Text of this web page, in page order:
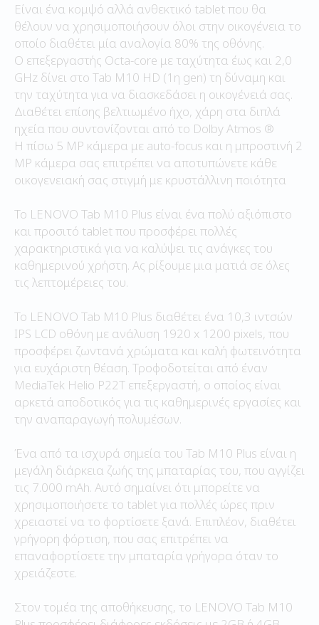
Είναι ένα κομψό αλλά ανθεκτικό tablet που θα
θέλουν να χρησιμοποιήσουν όλοι στην οικογένεια το
οποίο διαθέτει μία αναλογία 80% της οθόνης.
Ο επεξεργαστής Octa-core με ταχύτητα έως και 2,0
GHz δίνει στο Tab M10 HD (1η gen) τη δύναμη και
την ταχύτητα για να διασκεδάσει η οικογένειά σας.
Διαθέτει επίσης βελτιωμένο ήχο, χάρη στα διπλά
ηχεία που συντονίζονται από το Dolby Atmos ®
Η πίσω 5 MP κάμερα με auto-focus και η μπροστινή 2
MP κάμερα σας επιτρέπει να αποτυπώνετε κάθε
οικογενειακή σας στιγμή με κρυστάλλινη ποιότητα
Το LENOVO Tab M10 Plus είναι ένα πολύ αξιόπιστο
και προσιτό tablet που προσφέρει πολλές
χαρακτηριστικά για να καλύψει τις ανάγκες του
καθημερινού χρήστη. Ας ρίξουμε μια ματιά σε όλες
τις λεπτομέρειες του.
Το LENOVO Tab M10 Plus διαθέτει ένα 10,3 ιντσών
IPS LCD οθόνη με ανάλυση 1920 x 1200 pixels, που
προσφέρει ζωντανά χρώματα και καλή φωτεινότητα
για ευχάριστη θέαση. Τροφοδοτείται από έναν
MediaTek Helio P22T επεξεργαστή, ο οποίος είναι
αρκετά αποδοτικός για τις καθημερινές εργασίες και
την αναπαραγωγή πολυμέσων.
Ένα από τα ισχυρά σημεία του Tab M10 Plus είναι η
μεγάλη διάρκεια ζωής της μπαταρίας του, που αγγίζει
τις 7.000 mAh. Αυτό σημαίνει ότι μπορείτε να
χρησιμοποιήσετε το tablet για πολλές ώρες πριν
χρειαστεί να το φορτίσετε ξανά. Επιπλέον, διαθέτει
γρήγορη φόρτιση, που σας επιτρέπει να
επαναφορτίσετε την μπαταρία γρήγορα όταν το
χρειάζεστε.
Στον τομέα της αποθήκευσης, το LENOVO Tab M10